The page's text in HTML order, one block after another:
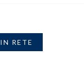
IN RETE